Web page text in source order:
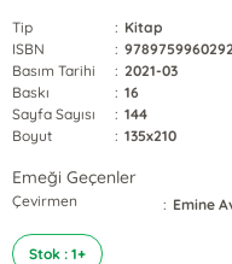
Tip : Kitap
ISBN
: 9789759960292
Basım Tarihi
: 2021-03
Baskı
: 16
Sayfa Sayısı
: 144
Boyut
: 135x210
Emeği Geçenler
Çevirmen : Emine
Stok : 1+